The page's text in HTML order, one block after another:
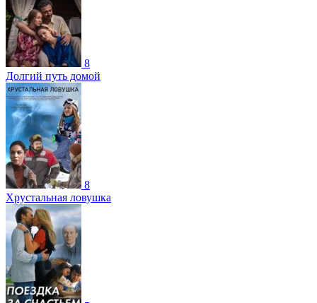
8
Долгий путь домой
8
Хрустальная ловушка